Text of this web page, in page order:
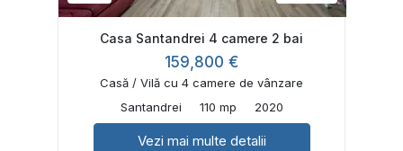
Casa Santandrei 4 camere 2 bai
159,800 €
Casă / Vilă cu 4 camere de vânzare
Santandrei
110 mp 2020
Vezi mai multe detalii